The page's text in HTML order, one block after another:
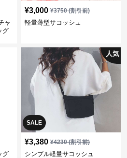
ャ
グ
¥3,000 ¥3750(割引前)
軽量薄型サコッシュ
グ
SALE
人気
¥3,380 ¥4230(割引前)
シンプル軽量サコッシュ